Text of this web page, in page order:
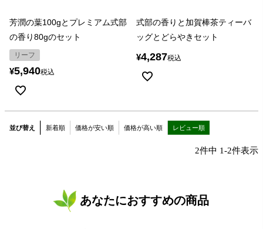
芳潤の葉100gとプレミアム式部
の香り80gのセット
リーフ
¥5,940税込
式部の香りと加賀棒茶ティーバ
ッグとどらやきセット
¥4,287税込
並び替え 新着順 価格が安い順 価格が高い順 レビュー順
2件中 1-2件表示
あなたにおすすめの商品